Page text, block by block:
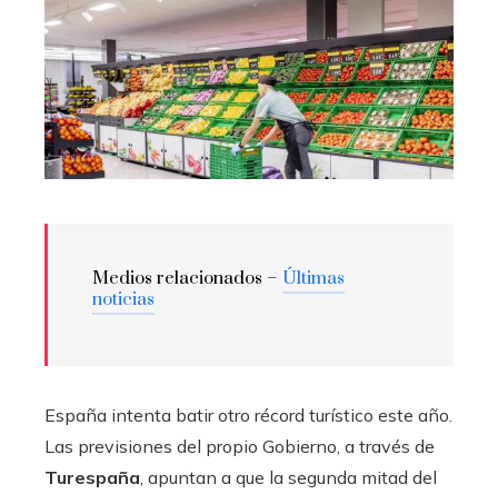
Medios relacionados – Últimas
noticias
España intenta batir otro récord turístico este año.
Las previsiones del propio Gobierno, a través de
Turespaña, apuntan a que la segunda mitad del